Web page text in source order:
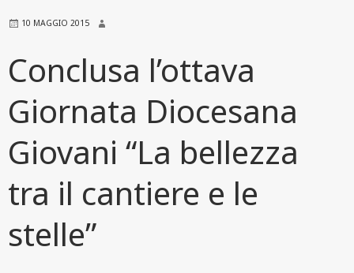
10 MAGGIO 2015
Conclusa l’ottava
Giornata Diocesana
Giovani “La bellezza
tra il cantiere e le
stelle”